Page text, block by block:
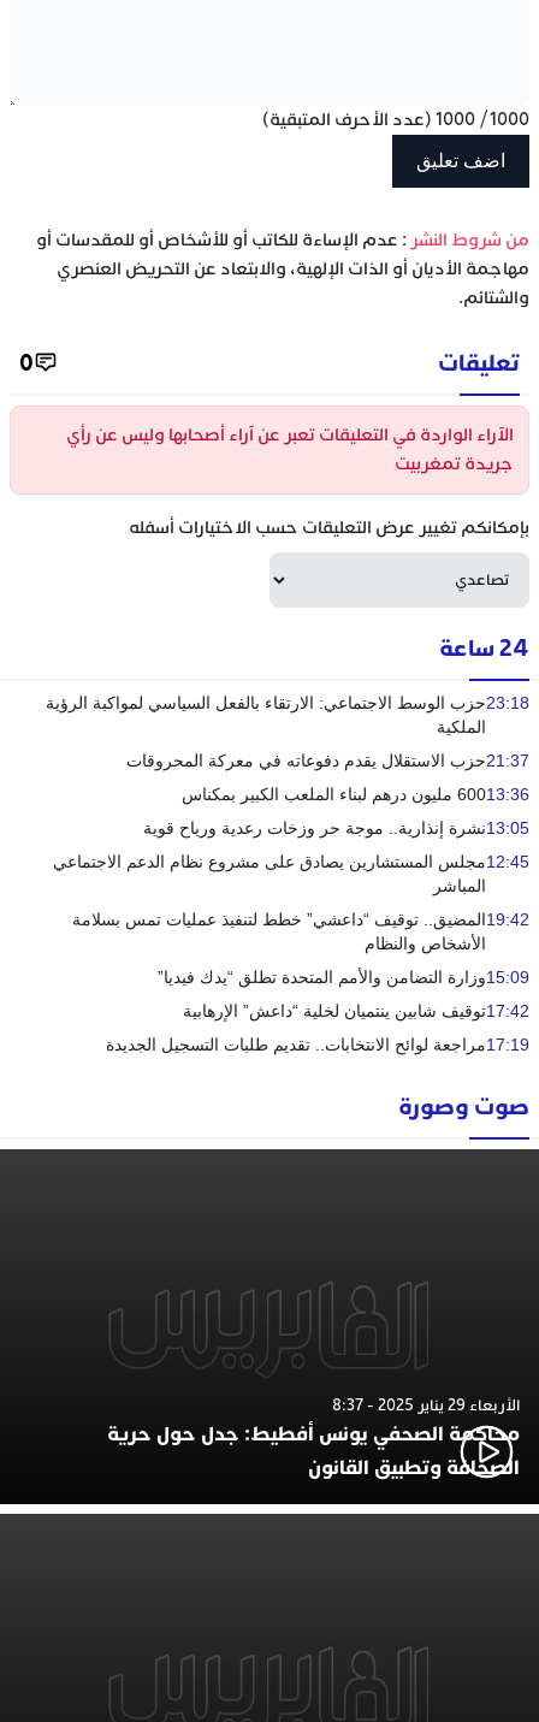
1000
/
1000 (عدد الأحرف المتبقية)
‫من شروط النشر : عدم الإساءة للكاتب أو للأشخاص أو للمقدسات أو
مهاجمة الأديان أو الذات الإلهية، والابتعاد عن التحريض العنصري
والشتائم.
تعليقات 0
الآراء الواردة في التعليقات تعبر عن آراء أصحابها وليس عن رأي
جريدة تمغربيت
بإمكانكم تغيير عرض التعليقات حسب الاختيارات أسفله
24 ساعة
23:18حزب الوسط الاجتماعي: الارتقاء بالفعل السياسي لمواكبة الرؤية
الملكية
21:37حزب الاستقلال يقدم دفوعاته في معركة المحروقات
13:36600 مليون درهم لبناء الملعب الكبير بمكناس
13:05نشرة إنذارية.. موجة حر وزخات رعدية ورياح قوية
12:45مجلس المستشارين يصادق على مشروع نظام الدعم الاجتماعي
المباشر
19:42المضيق.. توقيف “داعشي” خطط لتنفيذ عمليات تمس بسلامة
الأشخاص والنظام
15:09وزارة التضامن والأمم المتحدة تطلق “يدك فيديا”
17:42توقيف شابين ينتميان لخلية “داعش” الإرهابية
17:19مراجعة لوائح الانتخابات.. تقديم طلبات التسجيل الجديدة
صوت وصورة
الأربعاء 29 يناير 2025 - 8:37
محاكمة الصحفي يونس أفطيط: جدل حول حرية
الصحافة وتطبيق القانون